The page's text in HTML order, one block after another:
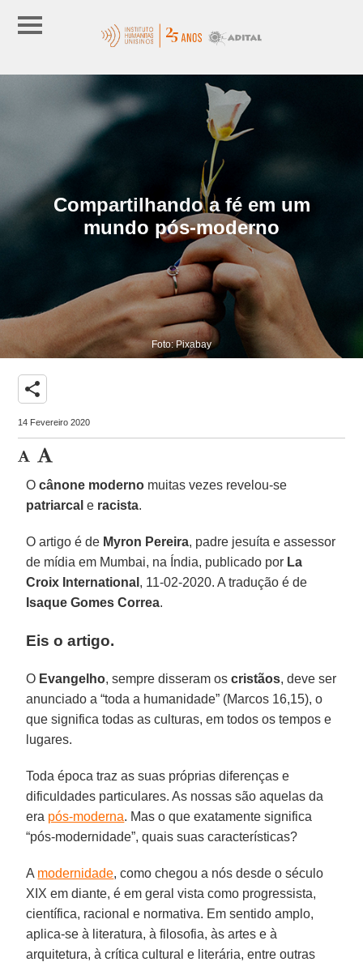
Compartilhando a fé em um
mundo pós-moderno
Foto: Pixabay
share
14 Fevereiro 2020
Ocânone moderno muitas vezes revelou-se
patriarcale racista.
O artigo é de Myron Pereira, padre jesuíta e assessor
de mídia em Mumbai, na Índia, publicado por La
Croix International , 11-02-2020. A tradução é de
Isaque Gomes Correa.
Eis o artigo.
O Evangelho, sempre disseram oscristãos, deve ser
anunciado a “toda a humanidade” (Marcos 16,15), o
que significa todas as culturas, em todos os tempos e
lugares.
Toda época traz as suas próprias diferenças e
dificuldades particulares. As nossas são aquelas da
era pós-moderna. Mas o que exatamente significa
“pós-modernidade”, quais suas características?
A modernidade, como chegou a nós desde o século
XIX em diante, é em geral vista como progressista,
científica, racional e normativa. Em sentido amplo,
aplica-se à literatura, à filosofia, às artes e à
arquitetura, à crítica cultural e literária, entre outras